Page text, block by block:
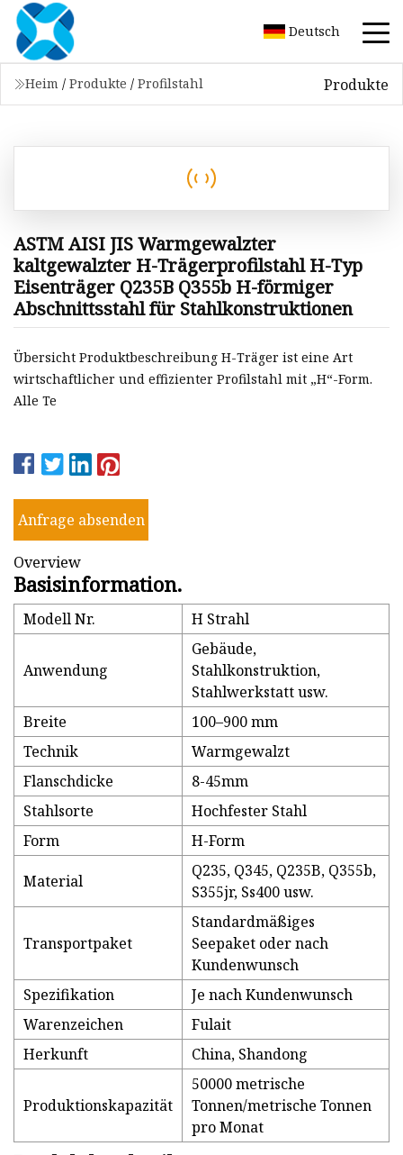
Deutsch
Heim / Produkte / Profilstahl Produkte
ASTM AISI JIS Warmgewalzter
kaltgewalzter H-Trägerprofilstahl H-Typ
Eisenträger Q235B Q355b H-förmiger
Abschnittsstahl für Stahlkonstruktionen
Übersicht Produktbeschreibung H-Träger ist eine Art
wirtschaftlicher und effizienter Profilstahl mit „H“-Form.
Alle Te
Anfrage absenden
Overview
Basisinformation.
Modell Nr. H Strahl
Anwendung
Gebäude,
Stahlkonstruktion,
Stahlwerkstatt usw.
Breite
100–900 mm
Technik
Warmgewalzt
Flanschdicke
8-45mm
Stahlsorte
Hochfester Stahl
Form
H-Form
Material
Q235, Q345, Q235B, Q355b,
S355jr, Ss400 usw.
Transportpaket
Standardmäßiges
Seepaket oder nach
Kundenwunsch
Spezifikation
Je nach Kundenwunsch
Warenzeichen
Fulait
Herkunft
China, Shandong
Produktionskapazität
50000 metrische
Tonnen/metrische Tonnen
pro Monat